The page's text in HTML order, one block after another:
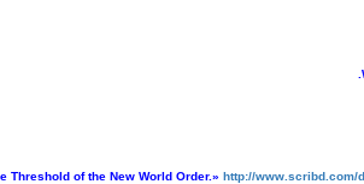
http://www.scribd.com/